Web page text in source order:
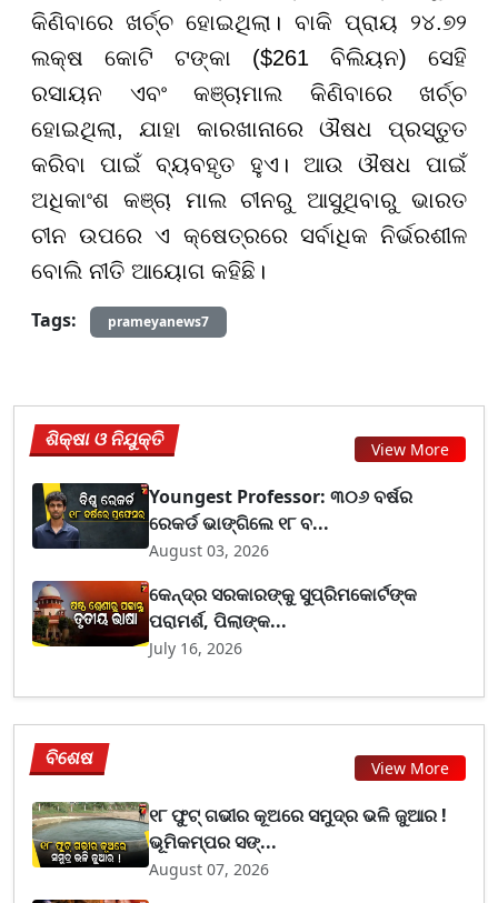
କିଣିବାରେ ଖର୍ଚ୍ଚ ହୋଇଥିଲା। ବାକି ପ୍ରାୟ ୨୪.୭୨
ଲକ୍ଷ କୋଟି ଟଙ୍କା ($261 ବିଲିୟନ) ସେହି
ରସାୟନ ଏବଂ କଞ୍ଚାମାଲ କିଣିବାରେ ଖର୍ଚ୍ଚ
ହୋଇଥିଲା, ଯାହା କାରଖାନାରେ ଔଷଧ ପ୍ରସ୍ତୁତ
କରିବା ପାଇଁ ବ୍ୟବହୃତ ହୁଏ। ଆଉ ଔଷଧ ପାଇଁ
ଅଧିକାଂଶ କଞ୍ଚା ମାଲ ଚୀନରୁ ଆସୁଥିବାରୁ ଭାରତ
ଚୀନ ଉପରେ ଏ କ୍ଷେତ୍ରରେ ସର୍ବାଧିକ ନିର୍ଭରଶୀଳ
ବୋଲି ନୀତି ଆୟୋଗ କହିଛି।
Tags:
prameyanews7
ଶିକ୍ଷା ଓ ନିଯୁକ୍ତି View More
Youngest Professor: ୩୦୬ ବର୍ଷର
ରେକର୍ଡ ଭାଙ୍ଗିଲେ ୧୮ ବ...
August 03, 2026
କେନ୍ଦ୍ର ସରକାରଙ୍କୁ ସୁପ୍ରିମକୋର୍ଟଙ୍କ
ପରାମର୍ଶ, ପିଲାଙ୍କ...
July 16, 2026
ବିଶେଷ View More
୧୮ ଫୁଟ୍ ଗଭୀର କୂଅରେ ସମୁଦ୍ର ଭଳି ଜୁଆର !
ଭୂମିକମ୍ପର ସଙ୍...
August 07, 2026